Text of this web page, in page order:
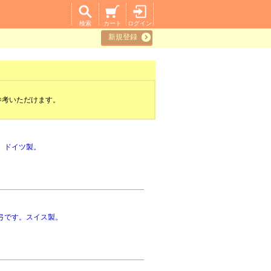
ログイン
カート
検索
新規登録
考いただけます。
イツ製。
す。スイス製。